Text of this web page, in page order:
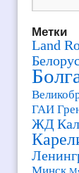
Метки
Land
ГАИ
ЖД